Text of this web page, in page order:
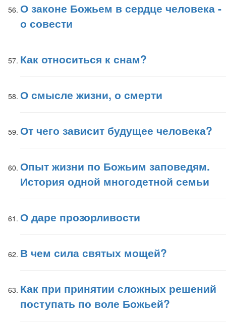
О законе Божьем в сердце человека -
о совести
Как относиться к снам?
О смысле жизни, о смерти
От чего зависит будущее человека?
Опыт жизни по Божьим заповедям.
История одной многодетной семьи
О даре прозорливости
В чем сила святых мощей?
Как при принятии сложных решений
поступать по воле Божьей?